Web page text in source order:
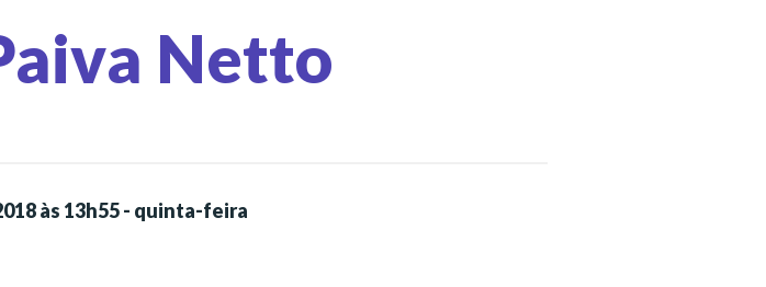
Netto
às 13h55 - quinta-feira